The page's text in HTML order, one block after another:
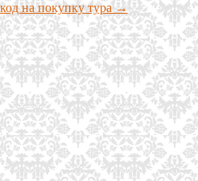
на покупку тура →